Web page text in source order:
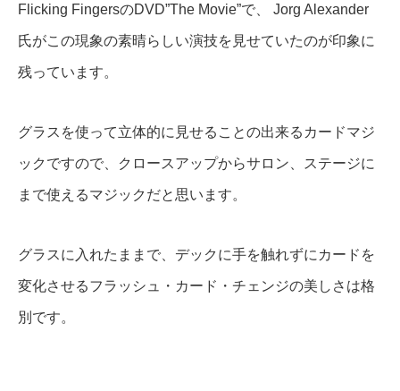
Flicking FingersのDVD”The Movie”で、 Jorg Alexander
氏がこの現象の素晴らしい演技を見せていたのが印象に
残っています。
グラスを使って立体的に見せることの出来るカードマジ
ックですので、クロースアップからサロン、ステージに
まで使えるマジックだと思います。
グラスに入れたままで、デックに手を触れずにカードを
変化させるフラッシュ・カード・チェンジの美しさは格
別です。